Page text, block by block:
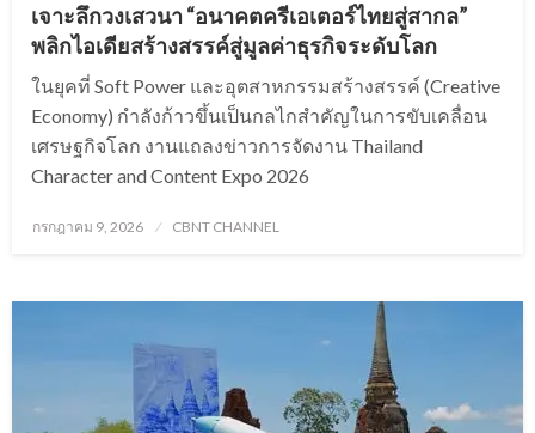
เจาะลึกวงเสวนา “อนาคตครีเอเตอร์ไทยสู่สากล”
พลิกไอเดียสร้างสรรค์สู่มูลค่าธุรกิจระดับโลก
ในยุคที่ Soft Power และอุตสาหกรรมสร้างสรรค์ (Creative
Economy) กำลังก้าวขึ้นเป็นกลไกสำคัญในการขับเคลื่อน
เศรษฐกิจโลก งานแถลงข่าวการจัดงาน Thailand
Character and Content Expo 2026
Posted
กรกฎาคม 9, 2026 CBNT CHANNEL